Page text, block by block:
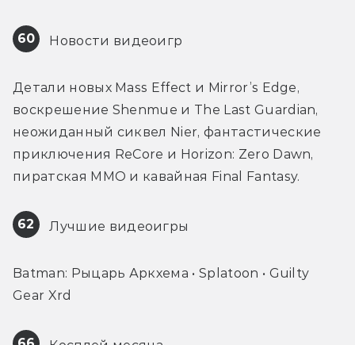
60 Новости видеоигр
Детали новых Mass Effect и Mirror’s Edge,
воскрешение Shenmue и The Last Guardian,
неожиданный сиквел Nier, фантастические
приключения ReCore и Horizon: Zero Dawn,
пиратская ММО и кавайная Final Fantasy.
62 Лучшие видеоигры
Batman: Рыцарь Аркхема • Splatoon • Guilty
Gear Xrd